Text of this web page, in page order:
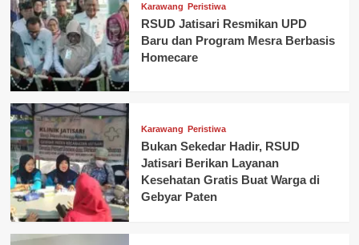
Karawang Peristiwa
RSUD Jatisari Resmikan UPD
Baru dan Program Mesra Berbasis
Homecare
Karawang Peristiwa
Bukan Sekedar Hadir, RSUD
Jatisari Berikan Layanan
Kesehatan Gratis Buat Warga di
Gebyar Paten